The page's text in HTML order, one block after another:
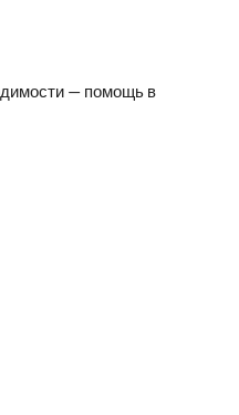
— помощь в